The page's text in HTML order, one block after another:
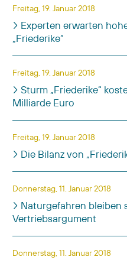
Freitag, 19. Januar 2018
Experten erwarten
„Friederike“
Freitag, 19. Januar 2018
Sturm „Friederike“
Milliarde Euro
Freitag, 19. Januar 2018
Die Bilanz von
Donnerstag, 11. Januar 2018
Naturgefahren bleiben
Vertriebsargument
Donnerstag, 11. Januar 2018